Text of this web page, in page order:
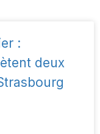
:
deux